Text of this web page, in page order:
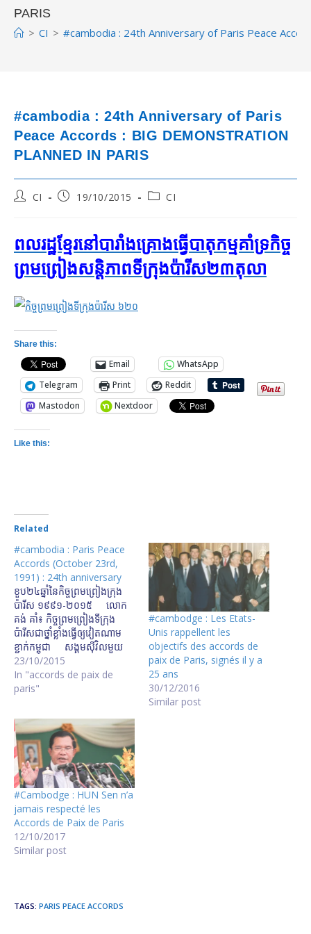
PARIS
> CI > #cambodia : 24th Anniversary of Paris Peace
#cambodia : 24th Anniversary of Paris
Peace Accords : BIG DEMONSTRATION
PLANNED IN PARIS
PostCI
Post19/10/2015
PostCI
ពលរដ្ឋ​ខ្មែរ​នៅ​បារាំង​គ្រោង​ធ្វើ​បាតុកម្ម​គាំទ្រ​កិច្ច​
ព្រមព្រៀង​សន្តិភាព​ទីក្រុង​ប៉ារីស​២៣​តុលា
Share this:
Email
WhatsApp
Telegram
Print
Reddit
Mastodon
Nextdoor
Like this:
Related
#cambodia : Paris Peace
Accords (October 23rd,
1991) : 24th anniversary
ខួប២៤​ឆ្នាំ​នៃ​កិច្ចព្រមព្រៀង​ក្រុង​
ប៉ារីស ១៩៩១-២០១៥ លោក
គង់ គាំ៖ កិច្ច​ព្រមព្រៀង​ទីក្រុង​
ប៉ារីស​ជា​ថ្នាំ​ខ្លាំង​ធ្វើ​ឲ្យ​វៀតណាម​
ខ្ជាក់​កម្ពុជា សង្គម​ស៊ីវិល​មួយ​
ចំនួន​ថា​រដ្ឋាភិបាល​មិន​ទាន់​អនុវត្ត​
កិច្ចព្រមព្រៀង​ក្រុង​ប៉ារីស​បាន​ទូលំ
ទូលាយ គណបក្ស​ធំ​ពីរ​ដែល​
សារៈសំខាន់​នៃ​កិច្ចព្រមព្រៀង​២៣​
តុលា​​
http://vodhotnews.com/m
edia/sounds/151023-vod-
khorn-f-pol--the-two-
major-parties-that-voting-
agreements--october-23-
01-2015-10-23.mp3 វិភាគ​៖
ការគោរព​ស្មារតី​នៃ​កិច្ចព្រមព្រៀង​
សន្តិភាព​ក្រុងប៉ារីស​​ បណ្តាញ​
យុវជន​ជំរុញ​រដ្ឋាភិបាល​គោរព​សិទ្ធិ
edia/sounds/151023-vod-
23/10/2015
In "accords de paix de
paris"
#cambodge : Les Etats-
Unis rappellent les
objectifs des accords de
paix de Paris, signés il y a
25 ans
30/12/2016
Similar post
#Cambodge : HUN Sen n’a
jamais respecté les
Accords de Paix de Paris
12/10/2017
Similar post
TAGS: PARIS PEACE ACCORDS